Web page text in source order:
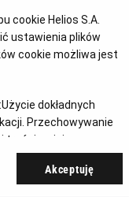
lub odkryć je
część
dlatego dla wielu
cyklu
cookie Helios S.A.
ustawienia plików
cookie możliwa jest
Użycie dokładnych
Przechowywanie
opinie
Akceptuję